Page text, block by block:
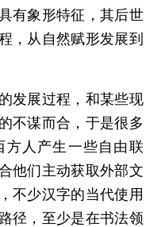
有象形特征，其后世
，从自然赋形发展到
展过程，和某些现
不谋而合，于是很多
方人产生一些自由联
他们主动获取外部文
不少汉字的当代使用
径，至少是在书法领